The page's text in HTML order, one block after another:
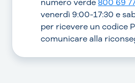
numero verde800 69
venerdì 9:00-17:30 e
per ricevere un codice
comunicare alla